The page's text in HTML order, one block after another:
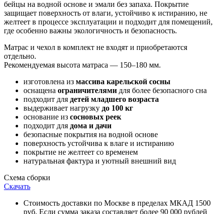
бейцы на водной основе и эмали без запаха. Покрытие
защищает поверхность от влаги, устойчиво к истиранию, не
желтеет в процессе эксплуатации и подходит для помещений,
где особенно важны экологичность и безопасность.
Матрас и чехол в комплект не входят и приобретаются
отдельно.
Рекомендуемая высота матраса — 150–180 мм.
изготовлена из массива карельской сосны
оснащена ограничителями для более безопасного сна
подходит для детей младшего возраста
выдерживает нагрузку до 100 кг
основание из сосновых реек
подходит для дома и дачи
безопасные покрытия на водной основе
поверхность устойчива к влаге и истиранию
покрытие не желтеет со временем
натуральная фактура и уютный внешний вид
Схема сборки
Скачать
Стоимость доставки по Москве в пределах МКАД 1500
руб. Если сумма заказа составляет более 90 000 рублей